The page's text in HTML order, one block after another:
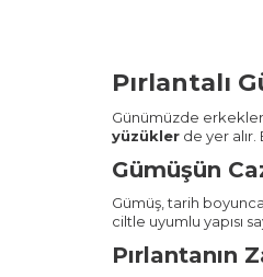
Pırlantalı
Günümüzde erkekler
yüzükler de yer
Gümüşün
Gümüş, tarih
ciltle uyumlu yapısı
Pırlantanın